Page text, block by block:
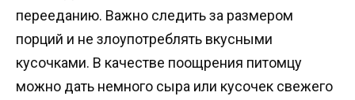
перееданию. Важно следить за размером
порций и не злоупотреблять вкусными
кусочками. В качестве поощрения питомцу
можно дать немного сыра или кусочек свежего